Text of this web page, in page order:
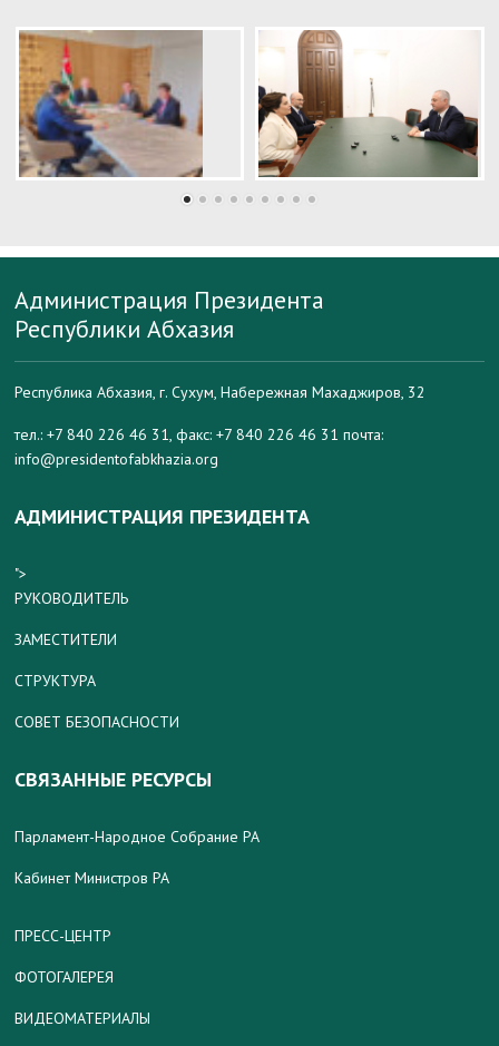
Администрация Президента
Республики Абхазия
Республика Абхазия, г. Сухум, Набережная Махаджиров, 32
тел.: +7 840 226 46 31, факс: +7 840 226 46 31 почта:
info@presidentofabkhazia.org
АДМИНИСТРАЦИЯ ПРЕЗИДЕНТА
">
РУКОВОДИТЕЛЬ
ЗАМЕСТИТЕЛИ
СТРУКТУРА
СОВЕТ БЕЗОПАСНОСТИ
СВЯЗАННЫЕ РЕСУРСЫ
Парламент-Народное Собрание РА
Кабинет Министров РА
ПРЕСС-ЦЕНТР
ФОТОГАЛЕРЕЯ
ВИДЕОМАТЕРИАЛЫ